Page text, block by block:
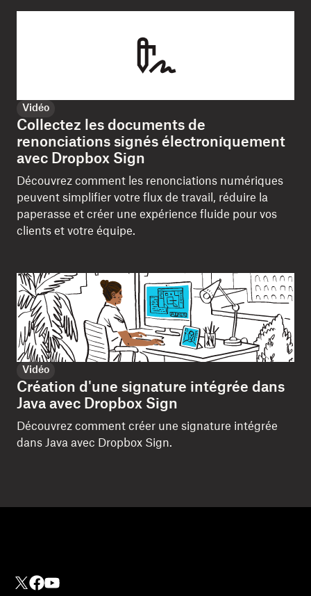
Vidéo
Collectez les documents de
renonciations signés électroniquement
avec Dropbox Sign
Découvrez comment les renonciations numériques
peuvent simplifier votre flux de travail, réduire la
paperasse et créer une expérience fluide pour vos
clients et votre équipe.
Vidéo
Création d'une signature intégrée dans
Java avec Dropbox Sign
Découvrez comment créer une signature intégrée
dans Java avec Dropbox Sign.